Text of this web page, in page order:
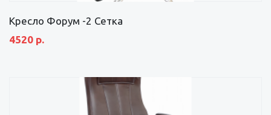
Кресло Форум -2 Сетка
4520 р.